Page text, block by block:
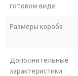
готовом виде
Размеры короба
Дополнительные
характеристики